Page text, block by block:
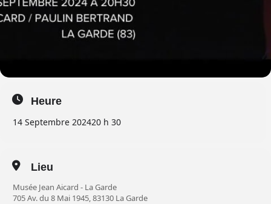
Heure
14 Septembre 202420 h 30
Lieu
Musée Jean Aicard - La Garde
705 Av. du 8 Mai 1945, 83130 La Garde